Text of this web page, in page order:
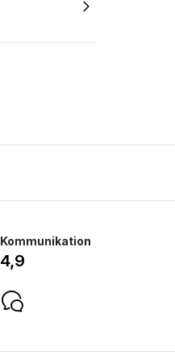
Kommunikation
4,9